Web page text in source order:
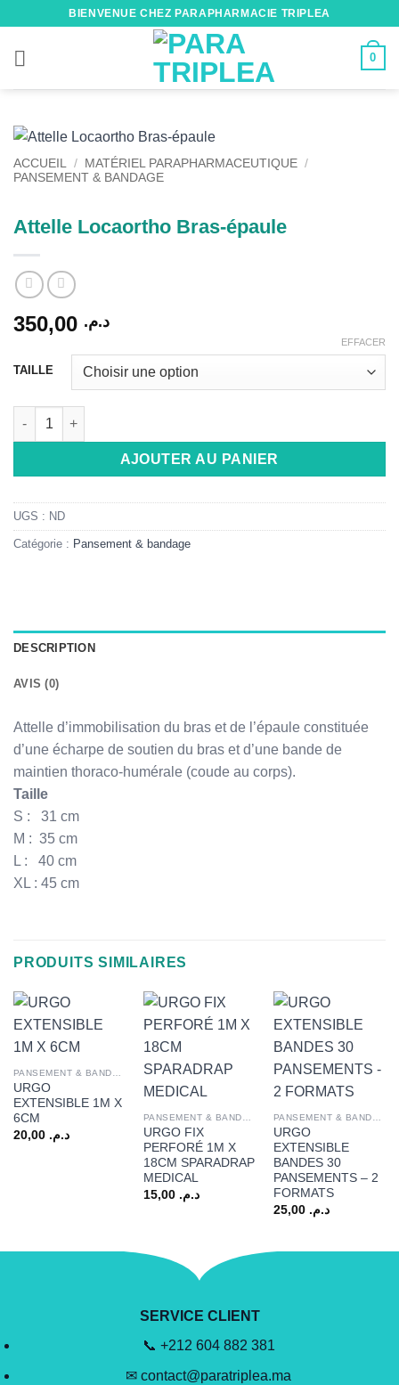
contenu
BIENVENUE CHEZ PARAPHARMACIE TRIPLEA
0
ACCUEIL / MATÉRIEL PARAPHARMACEUTIQUE /
PANSEMENT & BANDAGE
Attelle Locaortho Bras-épaule
د.م.
TAILLE
EFFACER
quantité de Attelle Locaortho Bras-épaule
AJOUTER AU PANIER
Alternative:
UGS : ND
Catégorie : Pansement & bandage
DESCRIPTION
AVIS (0)
Attelle d’immobilisation du bras et de l’épaule constituée
d’une écharpe de soutien du bras et d’une bande de
maintien thoraco-humérale (coude au corps).
Taille
S : 31 cm
M : 35 cm
L : 40 cm
XL : 45 cm
PRODUITS SIMILAIRES
URGO
EXTENSIBLE 1M X
6CM
د.م. 20,00
URGO FIX
PERFORÉ 1M X
18CM SPARADRAP
MEDICAL
د.م. 15,00
URGO
EXTENSIBLE
BANDES 30
PANSEMENTS – 2
FORMATS
د.م. 25,00
SERVICE CLIENT
📞 +212 604 882 381
✉ contact@paratriplea.ma